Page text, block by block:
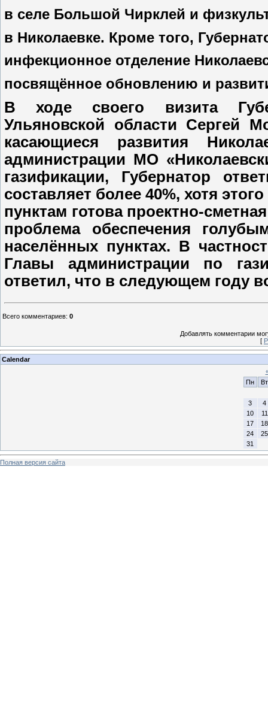
в селе Большой Чирклей и
в Николаевке. Кроме того,
инфекционное отделение
посвящённое обновлению и
В ходе своего визита
Ульяновской области Сергей
касающиеся развития
администрации МО
газификации, Губернатор
составляет более 40%, хотя
пунктам готова проектно-
проблема обеспечения
населённых пунктах. В
Главы администрации по
ответил, что в следующем году
Всего комментариев: 0
Добавлять комментарии
[
Calendar
Пн
Вт
3
4
10
11
17
18
24
25
31
Полная версия сайта